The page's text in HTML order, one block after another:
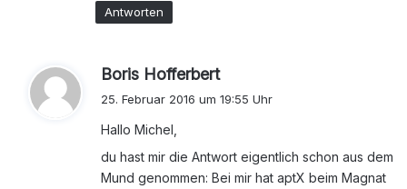
Antworten
Boris Hofferberts
:
25. Februar 2016 um 19:55 Uhr
Hallo Michel,
du hast mir die Antwort eigentlich schon aus dem
Mund genommen: Bei mir hat aptX beim Magnat